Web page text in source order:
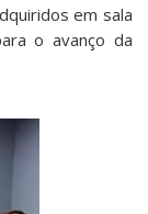
em sala
o avanço da